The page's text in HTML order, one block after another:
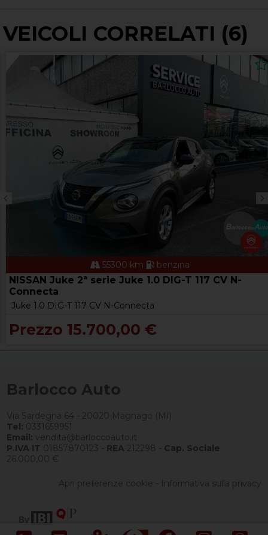
VEICOLI CORRELATI (6)
55300 km benzina
NISSAN Juke 2ª serie Juke 1.0 DIG-T 117 CV N-
Connecta
Juke 1.0 DIG-T 117 CV N-Connecta
Prezzo 15.700,00 €
Barlocco Auto
Via Sardegna 64 - 20020 Magnago (MI)
Tel: 0331659951
Email: vendita@barloccoauto.it
P.IVA IT 01857870123 - REA 212298 - Cap. Sociale
26.000,00 €
Apri preferenze cookie - Informativa sulla privacy